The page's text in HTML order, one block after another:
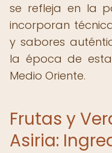
se refleja en la
incorporan
y sabores
la época de
Medio Oriente.
Frutas y
Asiria: